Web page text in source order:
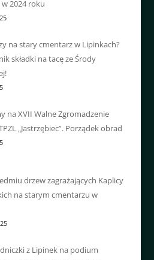
w 2024 roku
na stary cmentarz w Lipinkach?
składki na tacę ze Środy
na XVII Walne Zgromadzenie
„Jastrzębiec”. Porządek obrad
drzew zagrażających Kaplicy
na starym cmentarzu w
z Lipinek na podium